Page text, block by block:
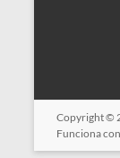
Copyright ©
Funciona